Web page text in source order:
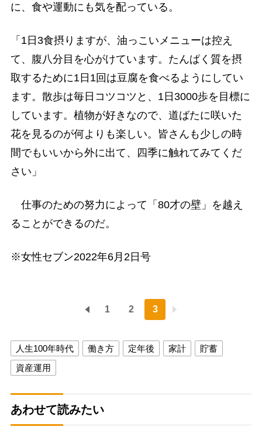
に、食や運動にも気を配っている。
「1日3食摂りますが、油っこいメニューは控え
て、腹八分目を心がけています。たんぱく質を摂
取するために1日1回は豆腐を食べるようにしてい
ます。散歩は毎日コツコツと、1日3000歩を目標に
しています。植物が好きなので、道ばたに咲いた
花を見るのが何よりも楽しい。皆さんも少しの時
間でもいいから外に出て、四季に触れてみてくだ
さい」
仕事のための努力によって「80才の壁」を越え
ることができるのだ。
※女性セブン2022年6月2日号
1 2 3
人生100年時代 働き方 定年後 家計
貯蓄
資産運用
あわせて読みたい